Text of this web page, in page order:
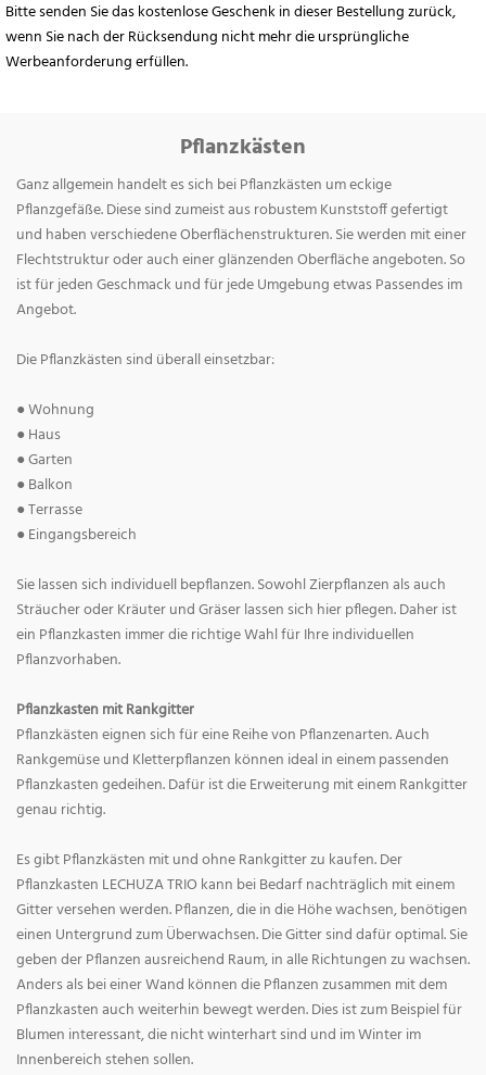
Bitte senden Sie das kostenlose Geschenk in dieser Bestellung zurück,
wenn Sie nach der Rücksendung nicht mehr die ursprüngliche
Werbeanforderung erfüllen.
Pflanzkästen
Ganz allgemein handelt es sich bei Pflanzkästen um eckige
Pflanzgefäße. Diese sind zumeist aus robustem Kunststoff gefertigt
und haben verschiedene Oberflächenstrukturen. Sie werden mit einer
Flechtstruktur oder auch einer glänzenden Oberfläche angeboten. So
ist für jeden Geschmack und für jede Umgebung etwas Passendes im
Angebot.
Die Pflanzkästen sind überall einsetzbar:
● Wohnung
● Haus
● Garten
● Balkon
● Terrasse
● Eingangsbereich
Sie lassen sich individuell bepflanzen. Sowohl Zierpflanzen als auch
Sträucher oder Kräuter und Gräser lassen sich hier pflegen. Daher ist
ein Pflanzkasten immer die richtige Wahl für Ihre individuellen
Pflanzvorhaben.
Pflanzkasten mit Rankgitter
Pflanzkästen eignen sich für eine Reihe von Pflanzenarten. Auch
Rankgemüse und Kletterpflanzen können ideal in einem passenden
Pflanzkasten gedeihen. Dafür ist die Erweiterung mit einem Rankgitter
genau richtig.
Es gibt Pflanzkästen mit und ohne Rankgitter zu kaufen. Der
Pflanzkasten LECHUZA TRIO kann bei Bedarf nachträglich mit einem
Gitter versehen werden. Pflanzen, die in die Höhe wachsen, benötigen
einen Untergrund zum Überwachsen. Die Gitter sind dafür optimal. Sie
geben der Pflanzen ausreichend Raum, in alle Richtungen zu wachsen.
Anders als bei einer Wand können die Pflanzen zusammen mit dem
Pflanzkasten auch weiterhin bewegt werden. Dies ist zum Beispiel für
Blumen interessant, die nicht winterhart sind und im Winter im
Innenbereich stehen sollen.